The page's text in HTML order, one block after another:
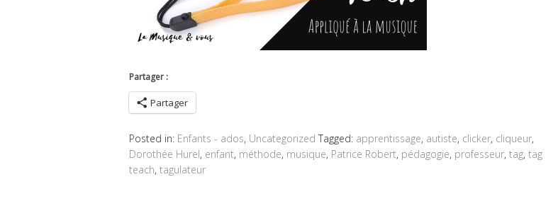
Partager :
Partager
Posted in: Enfants - ados, Uncategorized Tagged: apprentissage, autiste, clicker, cliqueur,
Dorothée Hurel, enfant, méthode, musique, Patrice Robert, pédagogie, professeur, tag, tag
teach, tagulateur